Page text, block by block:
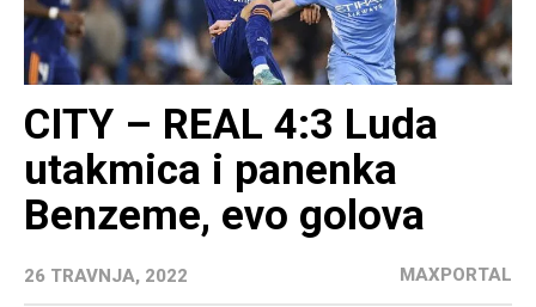
CITY – REAL 4:3 Luda
utakmica i panenka
Benzeme, evo golova
26 TRAVNJA, 2022 MAXPORTAL